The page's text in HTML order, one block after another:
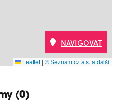
Leaflet | © Seznam.cz a.s. a další
NAVIGOVAT
(0)